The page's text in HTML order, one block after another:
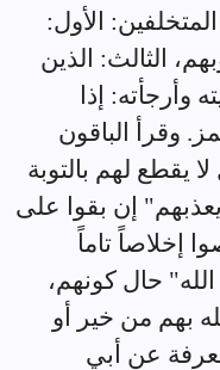
المتخلفين: الأول:
الثالث: الذين
إذا
وقرأ الباقون
يقطع لهم بالتوبة
إن بقوا على
إخلاصاً تاماً
حال كونهم،
بهم من خير أو
عن أبي